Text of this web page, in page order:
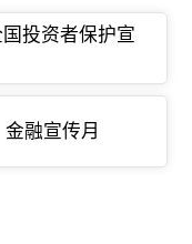
国投资者保护宣
金融宣传月